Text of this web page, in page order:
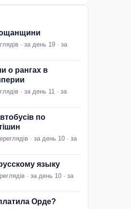
· за день 19 · за
о рангах в
· за день 11 · за
по
· за день 10 · за
языку
· за день 10 · за
Орде?